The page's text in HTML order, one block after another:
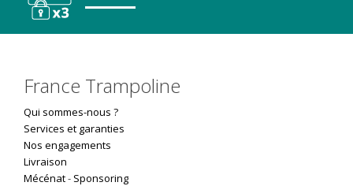
France Trampoline
Qui sommes-nous ?
Services et garanties
Nos engagements
Livraison
Mécénat- Sponsoring